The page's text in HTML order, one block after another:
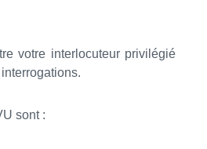
votre interlocuteur privilégié
sont :